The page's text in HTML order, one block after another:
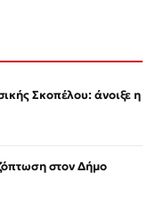
Σκοπέλου: άνοιξε η
στον Δήμο